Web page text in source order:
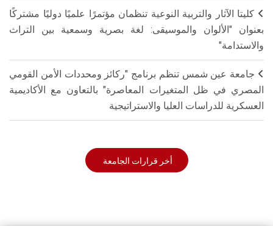
كليتا الآثار والتربية النوعية تنظمان مؤتمرًا علميًا دوليًا مشتركًا
بعنوان "الألوان والموسيقى: لغة بصرية وسمعية بين التراث
والاستدامة"
جامعة عين شمس تنظم برنامج "ركائز ومحددات الأمن القومي
المصري في ظل المتغيرات المعاصرة" بالتعاون مع الأكاديمية
العسكرية للدراسات العليا والاستراتيجية
أخر قرارات الجامعة